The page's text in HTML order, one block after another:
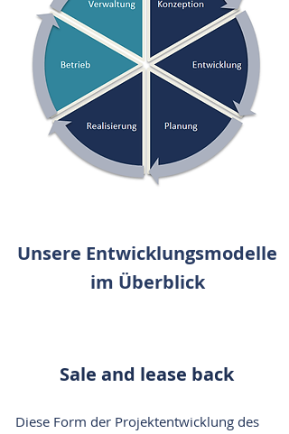
Unsere Entwicklungsmodelle
im Überblick
Sale and lease back
Diese Form der Projektentwicklung des